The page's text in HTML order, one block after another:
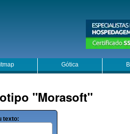
Gótica
"Morasoft"
texto: